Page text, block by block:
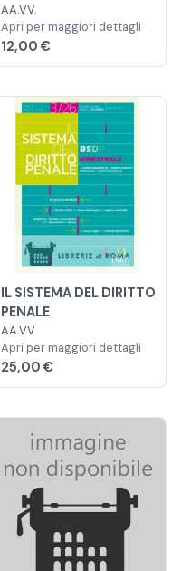
AA.VV.
Apri per maggiori dettagli
12,00 €
IL SISTEMA DEL DIRITTO
PENALE
AA.VV.
Apri per maggiori dettagli
25,00 €